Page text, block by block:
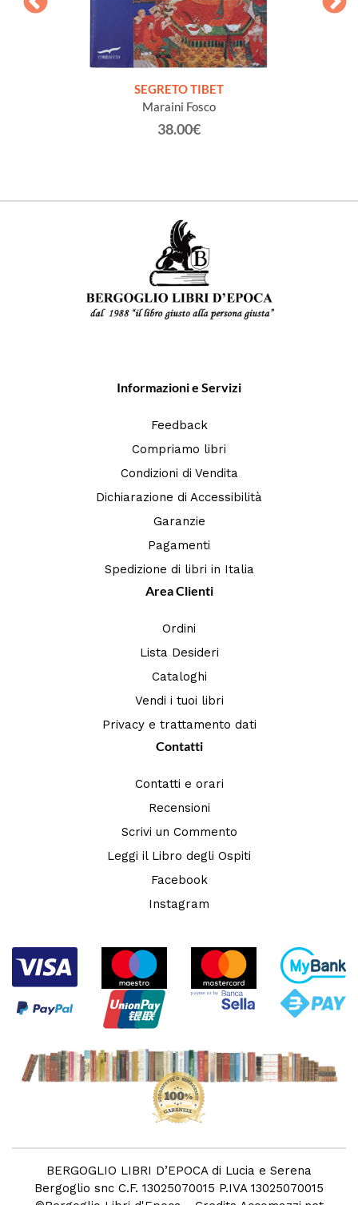
SEGRETO TIBET
Maraini Fosco
38.00€
Informazioni e Servizi
Feedback
Compriamo libri
Condizioni di Vendita
Dichiarazione di Accessibilità
Garanzie
Pagamenti
Spedizione di libri in Italia
Area Clienti
Ordini
Lista Desideri
Cataloghi
Vendi i tuoi libri
Privacy e trattamento dati
Contatti
Contatti e orari
Recensioni
Scrivi un Commento
Leggi il Libro degli Ospiti
Facebook
Instagram
BERGOGLIO LIBRI D’EPOCA di Lucia e Serena
Bergoglio snc C.F. 13025070015 P.IVA 13025070015